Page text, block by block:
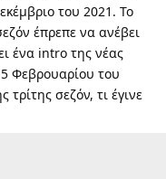
του 2021. Το
έπρεπε να ανέβει
ένα intro της νέας
Φεβρουαρίου του
σεζόν, τι έγινε